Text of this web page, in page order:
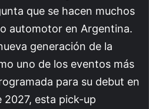
que se hacen muchos
automotor en Argentina.
generación de la
uno de los eventos más
para su debut en
esta pick-up